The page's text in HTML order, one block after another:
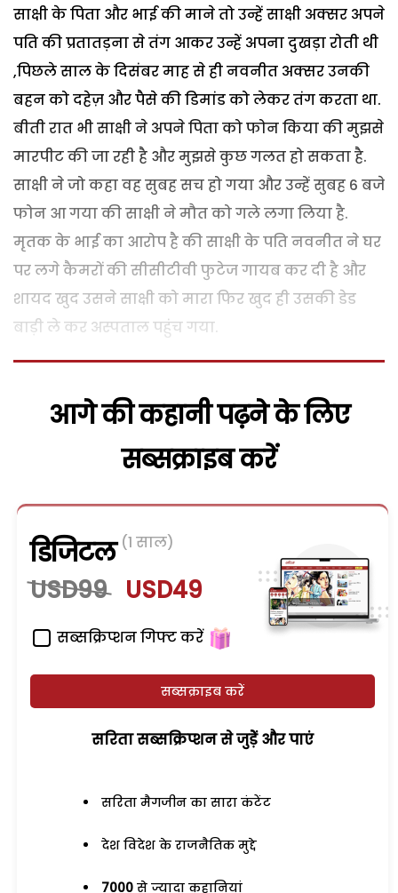
साक्षी के पिता और भाई की माने तो उन्हें साक्षी अक्सर अपने
पति की प्रतातड़ना से तंग आकर उन्हें अपना दुखड़ा रोती थी
,पिछले साल के दिसंबर माह से ही नवनीत अक्सर उनकी
बहन को दहेज़ और पैसे की डिमांड को लेकर तंग करता था.
बीती रात भी साक्षी ने अपने पिता को फोन किया की मुझसे
मारपीट की जा रही है और मुझसे कुछ गलत हो सकता है.
साक्षी ने जो कहा वह सुबह सच हो गया और उन्हें सुबह 6 बजे
फोन आ गया की साक्षी ने मौत को गले लगा लिया है.
मृतक के भाई का आरोप है की साक्षी के पति नवनीत ने घर
पर लगे कैमरों की सीसीटीवी फुटेज गायब कर दी है और
शायद खुद उसने साक्षी को मारा फिर खुद ही उसकी डेड
बाड़ी ले कर अस्पताल पहुंच गया.
आगे की कहानी पढ़ने के लिए
सब्सक्राइब करें
डिजिटल (1 साल)
USD99 USD49
सब्सक्रिप्शन गिफ्ट करें
सब्सक्राइब करें
सरिता सब्सक्रिप्शन से जुड़ेें और पाएं
सरिता मैगजीन का सारा कंटेंट
देश विदेश के राजनैतिक मुद्दे
7000 से ज्यादा कहानियां